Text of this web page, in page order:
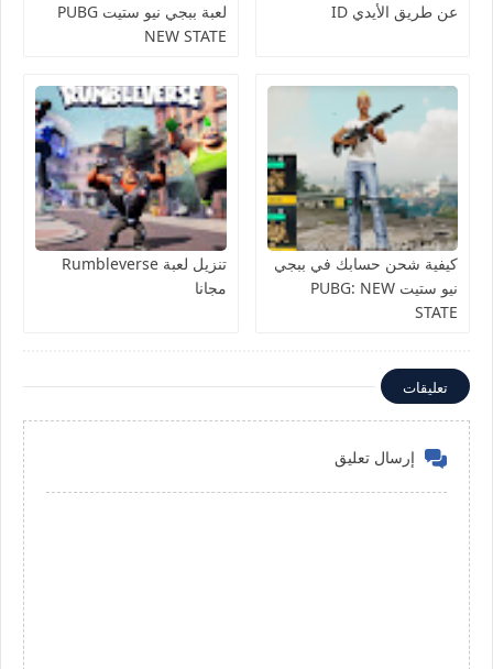
عن طريق الأيدي ID
لعبة ببجي نيو ستيت PUBG
NEW STATE
كيفية شحن حسابك في ببجي
نيو ستيت PUBG: NEW
STATE
تنزيل لعبة Rumbleverse
مجانا
تعليقات
إرسال تعليق